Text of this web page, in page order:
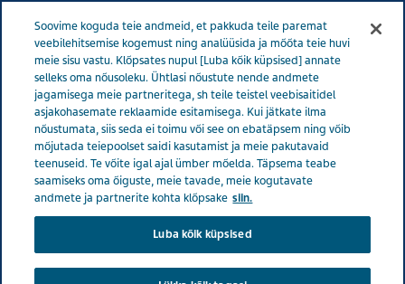
Estonia Tervise eest hoolitsemine Kõik lood
depressioon pärsivad südame-veresoonkonna haigustest taastumist
Ärevus ja depressioon
pärsivad südame-
veresoonkonna haigustest
Soovime koguda teie andmeid, et pakkuda teile paremat
veebilehitsemise kogemust ning analüüsida ja mõõta teie huvi
meie sisu vastu. Klõpsates nupul [Luba kõik küpsised] annate
selleks oma nõusoleku. Ühtlasi nõustute nende andmete
jagamisega meie partneritega, sh teile teistel veebisaitidel
asjakohasemate reklaamide esitamisega. Kui jätkate ilma
nõustumata, siis seda ei toimu või see on ebatäpsem ning võib
mõjutada teiepoolset saidi kasutamist ja meie pakutavaid
teenuseid. Te võite igal ajal ümber mõelda. Täpsema teabe
saamiseks oma õiguste, meie tavade, meie kogutavate
andmete ja partnerite kohta klõpsake siin.
Luba kõik küpsised